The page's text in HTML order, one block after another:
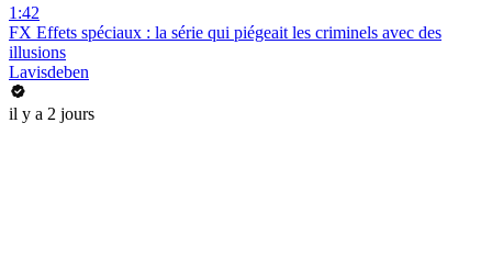
1:42
FX Effets spéciaux : la série qui piégeait les criminels avec des
illusions
Lavisdeben
il y a 2 jours